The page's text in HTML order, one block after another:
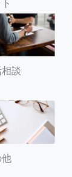
談
他